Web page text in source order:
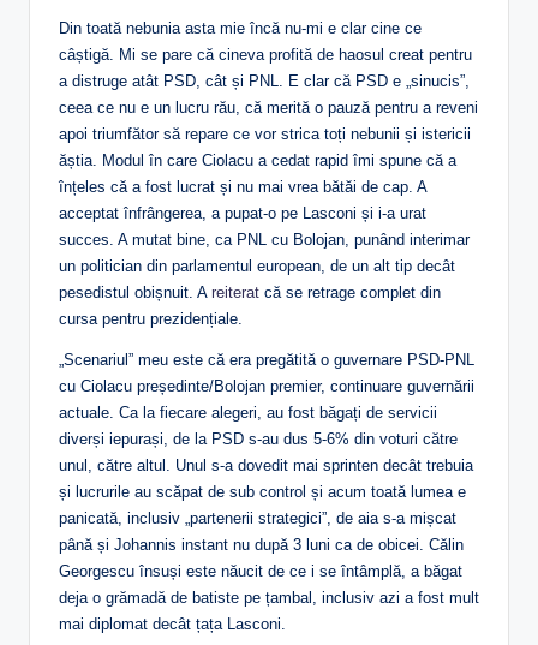
Din toată nebunia asta mie încă nu-mi e clar cine ce
câștigă. Mi se pare că cineva profită de haosul creat pentru
a distruge atât PSD, cât și PNL. E clar că PSD e „sinucis”,
ceea ce nu e un lucru rău, că merită o pauză pentru a reveni
apoi triumfător să repare ce vor strica toți nebunii și istericii
ăștia. Modul în care Ciolacu a cedat rapid îmi spune că a
înțeles că a fost lucrat și nu mai vrea bătăi de cap. A
acceptat înfrângerea, a pupat-o pe Lasconi și i-a urat
succes. A mutat bine, ca PNL cu Bolojan, punând interimar
un politician din parlamentul european, de un alt tip decât
pesedistul obișnuit. A reiterat că se retrage complet din
cursa pentru prezidențiale.
„Scenariul” meu este că era pregătită o guvernare PSD-PNL
cu Ciolacu președinte/Bolojan premier, continuare guvernării
actuale. Ca la fiecare alegeri, au fost băgați de servicii
diverși iepurași, de la PSD s-au dus 5-6% din voturi către
unul, către altul. Unul s-a dovedit mai sprinten decât trebuia
și lucrurile au scăpat de sub control și acum toată lumea e
panicată, inclusiv „partenerii strategici”, de aia s-a mișcat
până și Johannis instant nu după 3 luni ca de obicei. Călin
Georgescu însuși este năucit de ce i se întâmplă, a băgat
deja o grămadă de batiste pe țambal, inclusiv azi a fost mult
mai diplomat decât țața Lasconi.